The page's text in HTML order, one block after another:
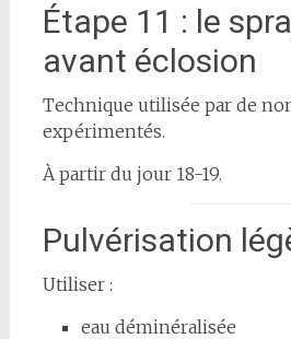
Étape 11 : le
avant éclosion
Technique utilisée par de
expérimentés.
À partir du jour 18-19.
Pulvérisation
Utiliser :
eau déminéralisée